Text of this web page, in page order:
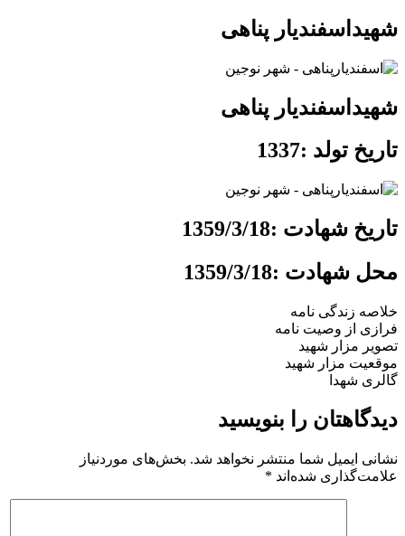
شهیداسفندیار پناهی
شهیداسفندیار پناهی
تاریخ تولد :1337
تاریخ شهادت :1359/3/18
محل شهادت :1359/3/18
خلاصه زندگی نامه
فرازی از وصیت نامه
تصویر مزار شهید
موقعیت مزار شهید
گالری شهدا
دیدگاهتان را بنویسید
نشانی ایمیل شما منتشر نخواهد شد. بخش‌های موردنیاز
علامت‌گذاری شده‌اند *